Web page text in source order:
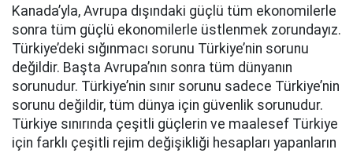
Kanada’yla, Avrupa dışındaki güçlü tüm ekonomilerle
sonra tüm güçlü ekonomilerle üstlenmek zorundayız.
Türkiye’deki sığınmacı sorunu Türkiye’nin sorunu
değildir. Başta Avrupa’nın sonra tüm dünyanın
sorunudur. Türkiye’nin sınır sorunu sadece Türkiye’nin
sorunu değildir, tüm dünya için güvenlik sorunudur.
Türkiye sınırında çeşitli güçlerin ve maalesef Türkiye
için farklı çeşitli rejim değişikliği hesapları yapanların